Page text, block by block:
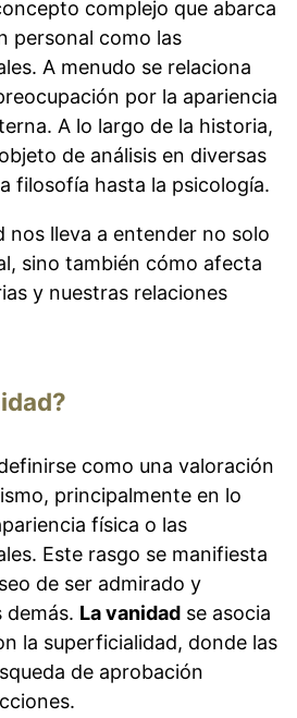
bíblico de la vanidad?
podemos encontrar?
una mujer?
de la palabra vanidad?
según la RAE?
son?
complejo que abarca
personal como las
A menudo se relaciona
por la apariencia
A lo largo de la historia,
de análisis en diversas
filosofía hasta la psicología.
nos lleva a entender no solo
sino también cómo afecta
y nuestras relaciones
como una valoración
principalmente en lo
física o las
Este rasgo se manifiesta
de ser admirado y
La vanidad se asocia
la superficialidad, donde las
de aprobación